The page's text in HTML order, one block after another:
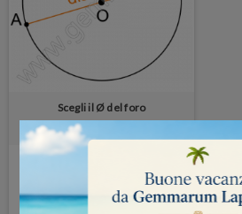
Scegli il Ø del foro
4,50 €